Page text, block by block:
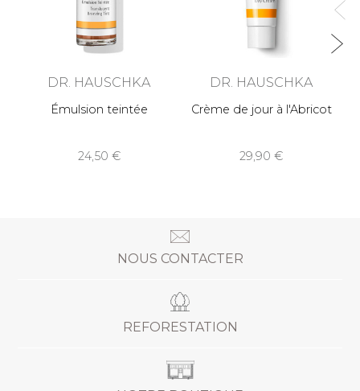
DR. HAUSCHKA
Émulsion teintée
24,50
DR. HAUSCHKA
Crème de jour à l'Abricot
29,90
NOUS CONTACTER
REFORESTATION